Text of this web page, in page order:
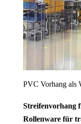
PVC Vorhang als
Streifenvorhang
Rollenware für